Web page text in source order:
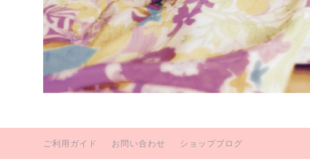
KATSUSHIGE Luxury 英国輸入リバティ
ご利用ガイド お問い合わせ ショップブログ